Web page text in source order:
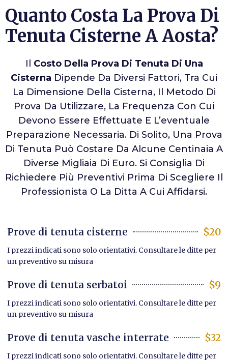
Quanto Costa La Prova Di
Tenuta Cisterne A Aosta?
Il Costo Della Prova Di Tenuta Di Una
Cisterna Dipende Da Diversi Fattori, Tra Cui
La Dimensione Della Cisterna, Il Metodo Di
Prova Da Utilizzare, La Frequenza Con Cui
Devono Essere Effettuate E L’eventuale
Preparazione Necessaria. Di Solito, Una Prova
Di Tenuta Può Costare Da Alcune Centinaia A
Diverse Migliaia Di Euro. Si Consiglia Di
Richiedere Più Preventivi Prima Di Scegliere Il
Professionista O La Ditta A Cui Affidarsi.
Prove di tenuta cisterne $20
I prezzi indicati sono solo orientativi. Consultare le ditte per
un preventivo su misura
Prove di tenuta serbatoi $9
I prezzi indicati sono solo orientativi. Consultare le ditte per
un preventivo su misura
Prove di tenuta vasche interrate $32
I prezzi indicati sono solo orientativi. Consultare le ditte per